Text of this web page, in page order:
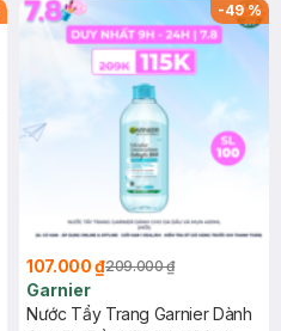
-49%
107.000 ₫209.000 ₫
Garnier
Nước Tẩy Trang Garnier Dành